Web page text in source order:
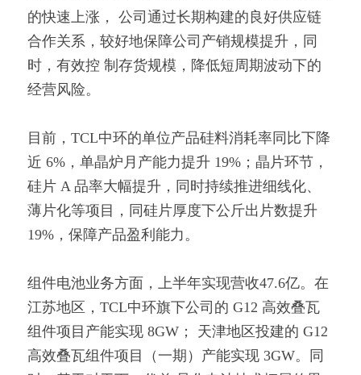
的快速上涨， 公司通过长期构建的良好供应链
合作关系，较好地保障公司产销规模提升，同
时，有效控 制存货规模，降低短周期波动下的
经营风险。
目前，TCL中环的单位产品硅料消耗率同比下降
近 6%，单晶炉月产能力提升 19%；晶片环节，
硅片 A 品率大幅提升，同时持续推进细线化、
薄片化等项目，同硅片厚度下公斤出片数提升
19%，保障产品盈利能力。
组件电池业务方面，上半年实现营收47.6亿。在
江苏地区，TCL中环旗下公司的 G12 高效叠瓦
组件项目产能实现 8GW； 天津地区投建的 G12
高效叠瓦组件项目（一期）产能实现 3GW。同